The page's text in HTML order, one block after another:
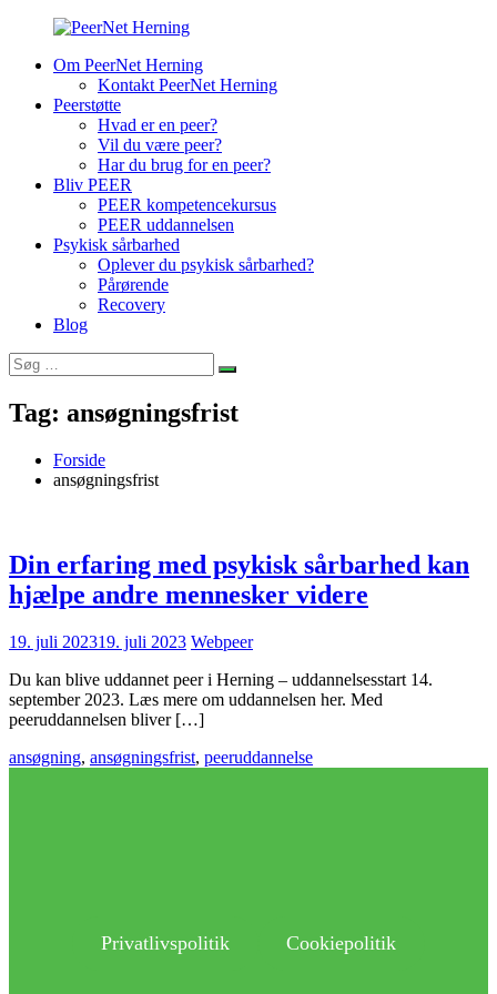
indhold
Herning
erfaring
mennesker
Om PeerNet Herning
Kontakt PeerNet Herning
Peerstøtte
Hvad er en peer?
Vil du være peer?
Har du brug for en peer?
Bliv PEER
PEER kompetencekursus
PEER uddannelsen
Psykisk sårbarhed
Oplever du psykisk sårbarhed?
Pårørende
Recovery
Blog
Søg
efter:
Søg
Tag: ansøgningsfrist
Forside
ansøgningsfrist
Din erfaring med psykisk sårbarhed kan
hjælpe andre mennesker videre
19. juli 202319. juli 2023 Webpeer
Du kan blive uddannet peer i Herning – uddannelsesstart 14.
september 2023. Læs mere om uddannelsen her. Med
peeruddannelsen bliver […]
ansøgning, ansøgningsfrist, peeruddannelse
Privatlivspolitik Cookiepolitik